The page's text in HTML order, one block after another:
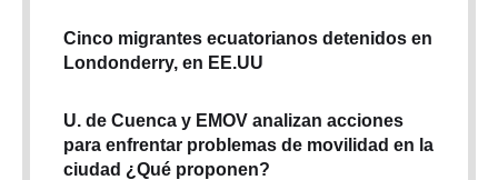
Cinco migrantes ecuatorianos detenidos en
Londonderry, en EE.UU
U. de Cuenca y EMOV analizan acciones
para enfrentar problemas de movilidad en la
ciudad ¿Qué proponen?